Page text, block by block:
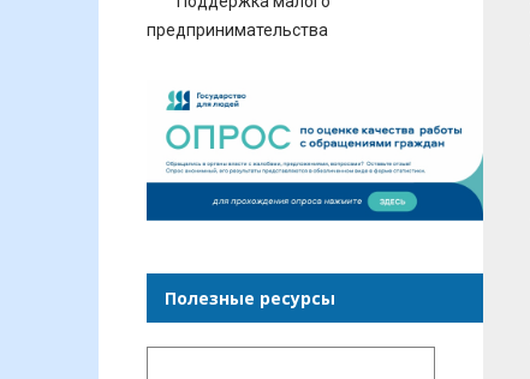
предпринимательства
Полезные ресурсы